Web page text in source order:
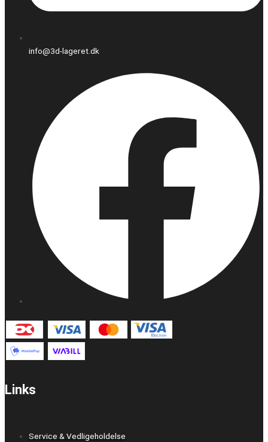
info@3d-lageret.dk
Links
Service & Vedligeholdelse